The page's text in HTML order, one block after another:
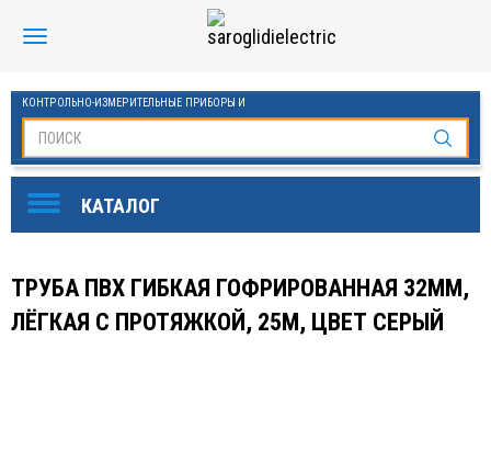
КОНТРОЛЬНО-ИЗМЕРИТЕЛЬНЫЕ ПРИБОРЫ И
ОБОРУДОВАНИЕ ДЛЯ БАССЕЙНОВ
DKC
ТРУБА ПВХ ГИБКАЯ ГОФРИРОВАННАЯ 32ММ,
ЛЁГКАЯ С ПРОТЯЖКОЙ, 25М, ЦВЕТ СЕРЫЙ